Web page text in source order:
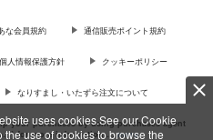
uses cookies.See our Cookie
use of cookies to browse the
な会員規約 通信販売ポイント規約
個人情報保護方針 クッキーポリシー
なりすまし・いたずら注文について
your purchases by using purchases agent
for more information …more